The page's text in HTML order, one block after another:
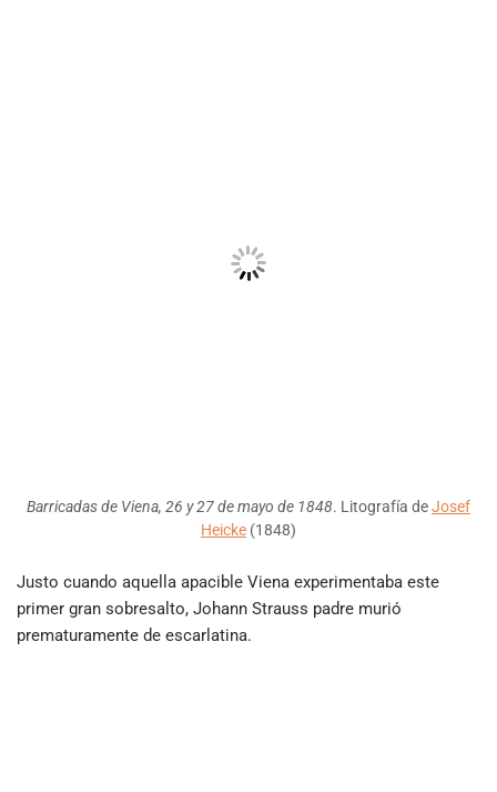
Barricadas de Viena, 26 y 27 de mayo de 1848. Litografía deJosef
Heicke (1848)
Justo cuando aquella apacible Viena experimentaba este
primer gran sobresalto, Johann Strauss padre murió
prematuramente de escarlatina.